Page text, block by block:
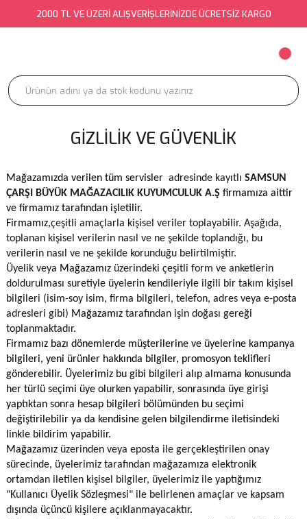
2000 TL VE ÜZERİ ALIŞVERİŞLERİNİZDE ÜCRETSİZ KARGO
GIZLILIK VE GÜVENLIK
Mağazamızda verilen tüm servisler adresinde kayıtlı SAMSUN
ÇARŞI BÜYÜK MAĞAZACILIK KUYUMCULUK A.Ş firmamıza aittir
ve firmamız tarafından işletilir.
Firmamız,çeşitli amaçlarla kişisel veriler toplayabilir. Aşağıda,
toplanan kişisel verilerin nasıl ve ne şekilde toplandığı, bu
verilerin nasıl ve ne şekilde korunduğu belirtilmiştir.
Üyelik veya Mağazamız üzerindeki çeşitli form ve anketlerin
doldurulması suretiyle üyelerin kendileriyle ilgili bir takım kişisel
bilgileri (isim-soy isim, firma bilgileri, telefon, adres veya e-posta
adresleri gibi) Mağazamız tarafından işin doğası gereği
toplanmaktadır.
Firmamız bazı dönemlerde müşterilerine ve üyelerine kampanya
bilgileri, yeni ürünler hakkında bilgiler, promosyon teklifleri
gönderebilir. Üyelerimiz bu gibi bilgileri alıp almama konusunda
her türlü seçimi üye olurken yapabilir, sonrasında üye girişi
yaptıktan sonra hesap bilgileri bölümünden bu seçimi
değiştirilebilir ya da kendisine gelen bilgilendirme iletisindeki
linkle bildirim yapabilir.
Mağazamız üzerinden veya eposta ile gerçekleştirilen onay
sürecinde, üyelerimiz tarafından mağazamıza elektronik
ortamdan iletilen kişisel bilgiler, üyelerimiz ile yaptığımız
"Kullanıcı Üyelik Sözleşmesi" ile belirlenen amaçlar ve kapsam
dışında üçüncü kişilere açıklanmayacaktır.